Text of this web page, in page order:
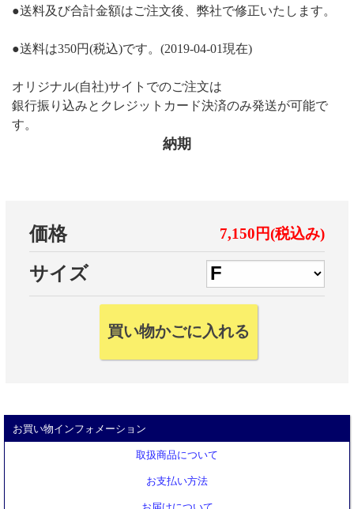
●送料及び合計金額はご注文後、弊社で修正いたします。
●送料は350円(税込)です。(2019-04-01現在)
オリジナル(自社)サイトでのご注文は
銀行振り込みとクレジットカード決済のみ発送が可能で
す。
納期
価格 7,150円(税込み)
サイズ
お買い物インフォメーション
取扱商品について
お支払い方法